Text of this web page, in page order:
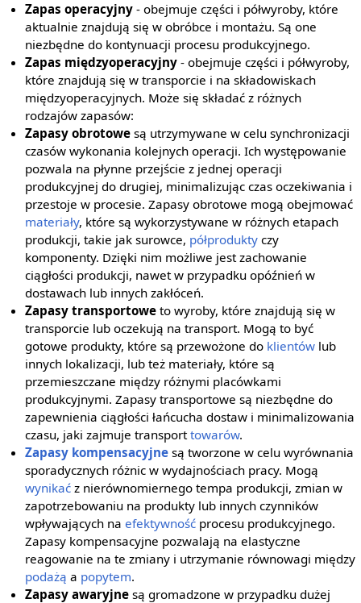
Zapas operacyjny - obejmuje części i półwyroby, które
aktualnie znajdują się w obróbce i montażu. Są one
niezbędne do kontynuacji procesu produkcyjnego.
Zapas międzyoperacyjny - obejmuje części i półwyroby,
które znajdują się w transporcie i na składowiskach
międzyoperacyjnych. Może się składać z różnych
rodzajów zapasów:
Zapasy obrotowe są utrzymywane w celu synchronizacji
czasów wykonania kolejnych operacji. Ich występowanie
pozwala na płynne przejście z jednej operacji
produkcyjnej do drugiej, minimalizując czas oczekiwania i
przestoje w procesie. Zapasy obrotowe mogą obejmować
materiały, które są wykorzystywane w różnych etapach
produkcji, takie jak surowce, półprodukty czy
komponenty. Dzięki nim możliwe jest zachowanie
ciągłości produkcji, nawet w przypadku opóźnień w
dostawach lub innych zakłóceń.
Zapasy transportowe to wyroby, które znajdują się w
transporcie lub oczekują na transport. Mogą to być
gotowe produkty, które są przewożone do klientów lub
innych lokalizacji, lub też materiały, które są
przemieszczane między różnymi placówkami
produkcyjnymi. Zapasy transportowe są niezbędne do
zapewnienia ciągłości łańcucha dostaw i minimalizowania
czasu, jaki zajmuje transporttowarów.
Zapasy kompensacyjne są tworzone w celu wyrównania
sporadycznych różnic w wydajnościach pracy. Mogą
wynikać z nierównomiernego tempa produkcji, zmian w
zapotrzebowaniu na produkty lub innych czynników
wpływających naefektywność procesu produkcyjnego.
Zapasy kompensacyjne pozwalają na elastyczne
reagowanie na te zmiany i utrzymanie równowagi między
podażą a popytem.
Zapasy awaryjne są gromadzone w przypadku dużej